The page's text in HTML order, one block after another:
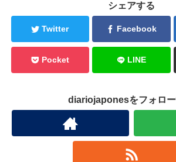
シェアする
Twitter Facebook
Pocket LINE
diariojaponesをフォロ